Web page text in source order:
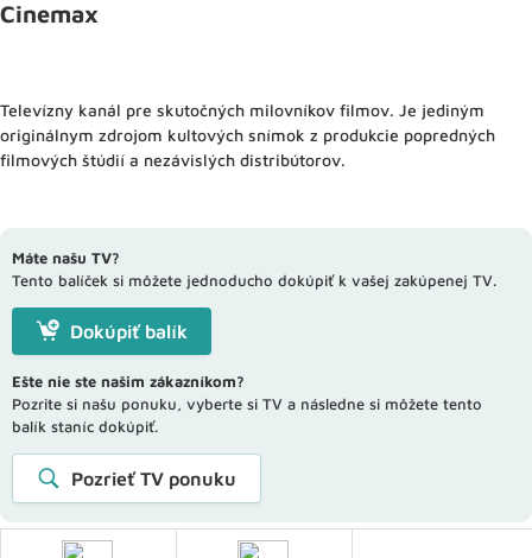
Cinemax
Televízny kanál pre skutočných milovníkov filmov. Je jediným
originálnym zdrojom kultových snímok z produkcie popredných
filmových štúdií a nezávislých distribútorov.
Máte našu TV?
Tento balíček si môžete jednoducho dokúpiť k vašej zakúpenej TV.
Dokúpiť balík
Ešte nie ste našim zákazníkom?
Pozrite si našu ponuku, vyberte si TV a následne si môžete tento
balík staníc dokúpiť.
Pozrieť TV ponuku